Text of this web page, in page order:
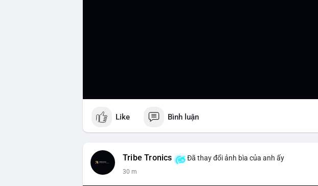
Like Bình luận
Tribe Tronics Đã thay đổi ảnh bìa của anh ấy
30 m